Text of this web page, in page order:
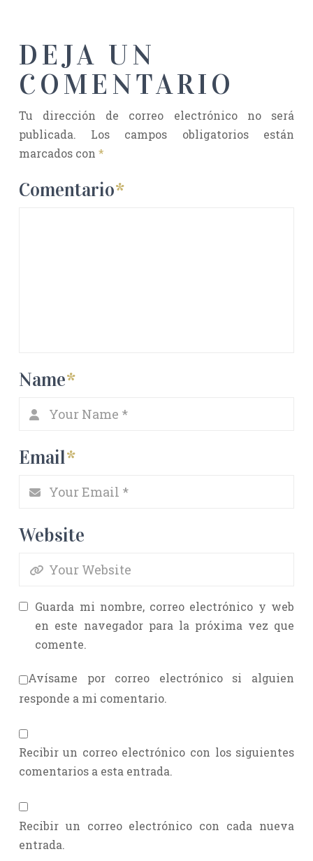
DEJA UN
COMENTARIO
Tu dirección de correo electrónico no será
publicada.
Los campos obligatorios están
marcados con *
Comentario*
Name*
Email*
Website
Guarda mi nombre, correo electrónico y web
en este navegador para la próxima vez que
comente.
Avísame por correo electrónico si alguien
responde a mi comentario.
Recibir un correo electrónico con los siguientes
comentarios a esta entrada.
Recibir un correo electrónico con cada nueva
entrada.